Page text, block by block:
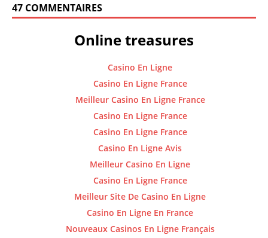
47 COMMENTAIRES
Online treasures
Casino En Ligne
Casino En Ligne France
Meilleur Casino En Ligne France
Casino En Ligne France
Casino En Ligne France
Casino En Ligne Avis
Meilleur Casino En Ligne
Casino En Ligne France
Meilleur Site De Casino En Ligne
Casino En Ligne En France
Nouveaux Casinos En Ligne Français